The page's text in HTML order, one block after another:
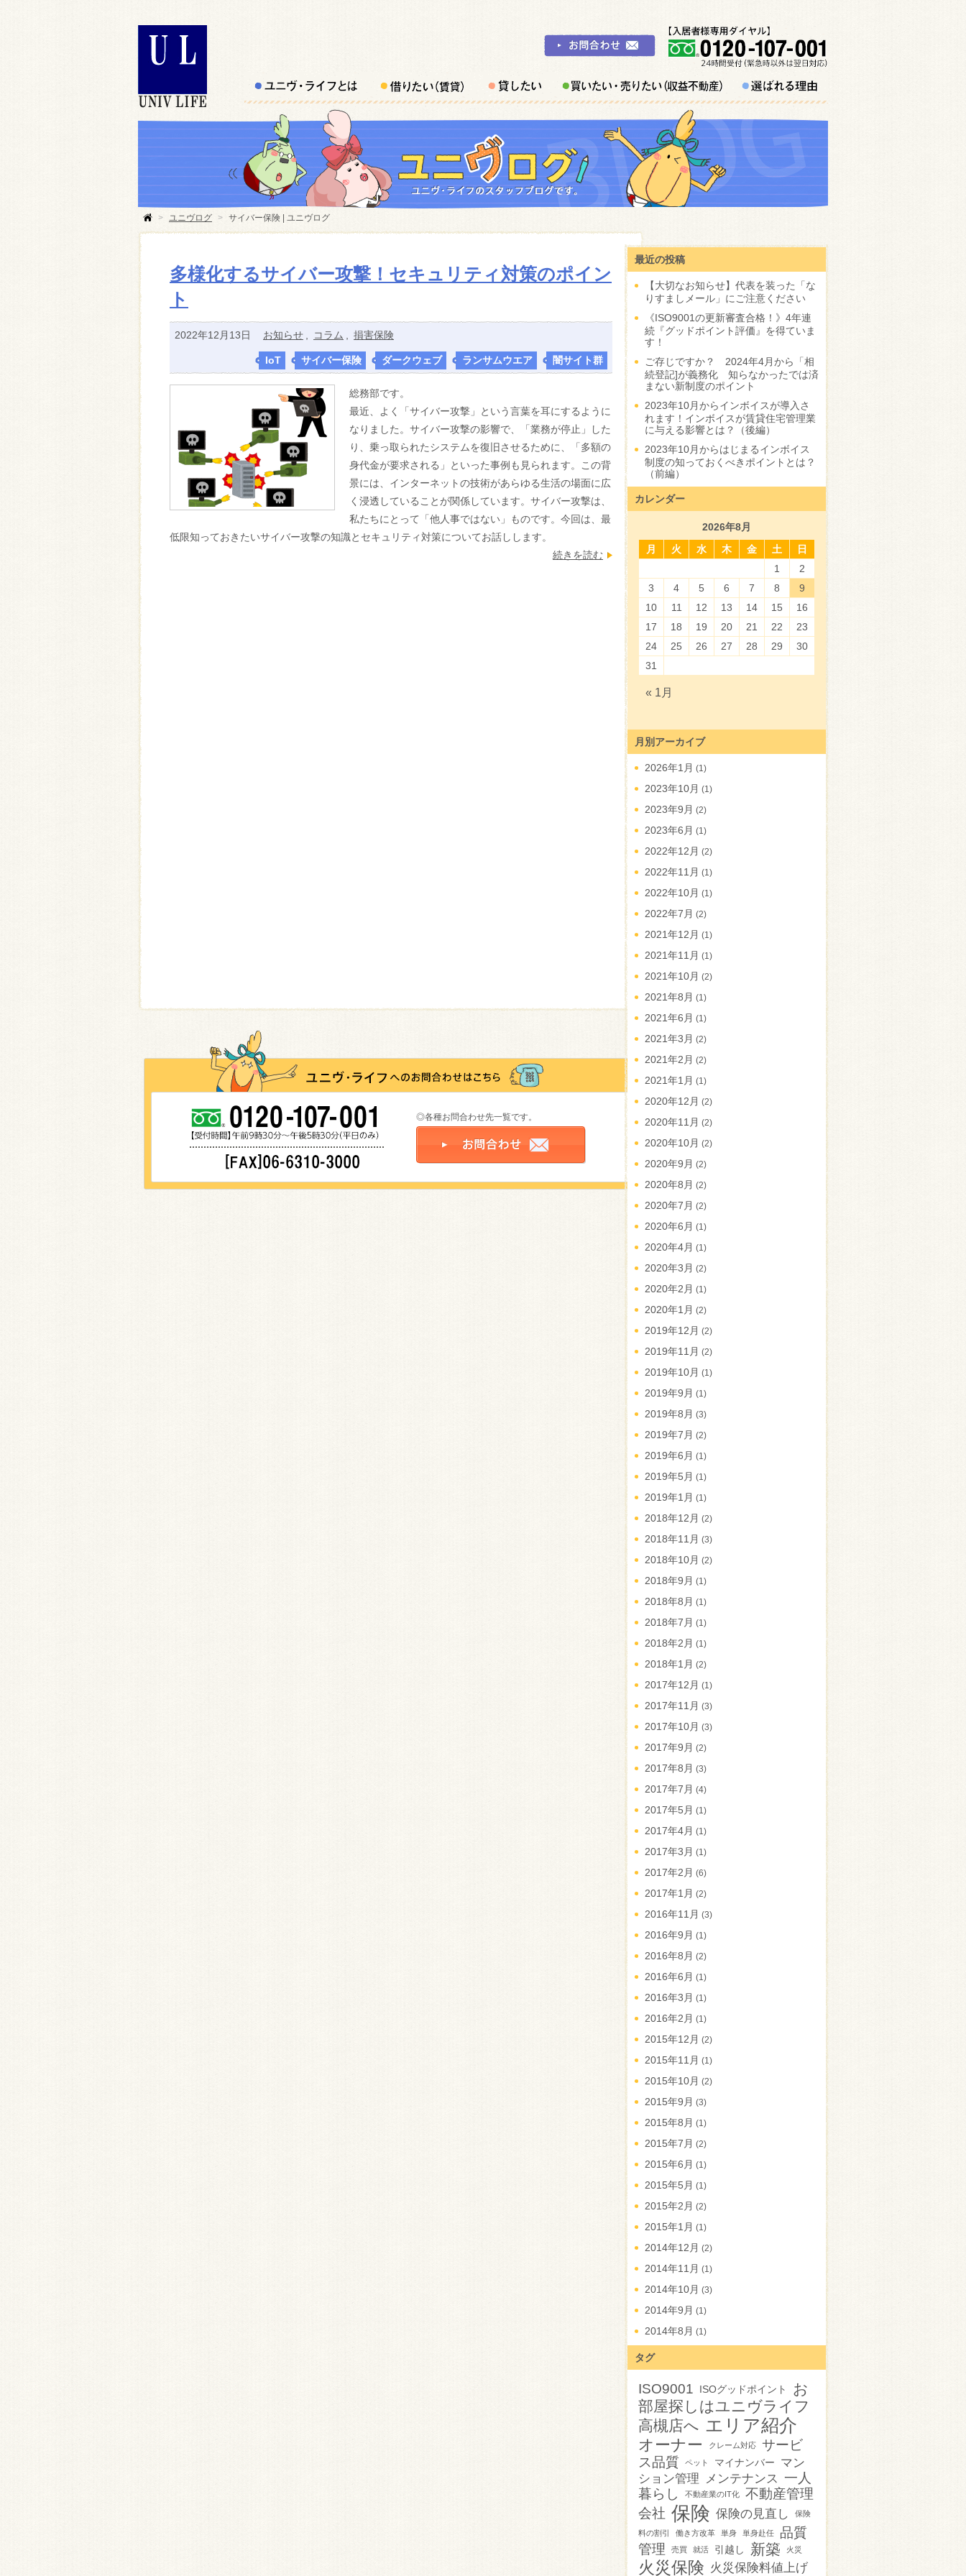
> ユニヴログ > サイバー保険 | ユニヴログ
多様化するサイバー攻撃！セキュリティ対策のポイン
ト
2022年12月13日 お知らせ コラム 損害保険
IoT サイバー保険 ダークウェブ ランサムウエア 闇サイト群
総務部です。
最近、よく「サイバー攻撃」という言葉を耳にするように
なりました。サイバー攻撃の影響で、「業務が停止」した
り、乗っ取られたシステムを復旧させるために、「多額の
身代金が要求される」といった事例も見られます。この背
景には、インターネットの技術があらゆる生活の場面に広
く浸透していることが関係しています。サイバー攻撃は、
私たちにとって「他人事ではない」ものです。今回は、最
低限知っておきたいサイバー攻撃の知識とセキュリティ対策についてお話しします。
続きを読む
◎各種お問合わせ先一覧です。
最近の投稿
【大切なお知らせ】代表を装った「な
りすましメール」にご注意ください
《ISO9001の更新審査合格！》4年連
続『グッドポイント評価』を得ていま
す！
ご存じですか？ 2024年4月から「相
続登記]が義務化 知らなかったでは済
まない新制度のポイント
2023年10月からインボイスが導入さ
れます！インボイスが賃貸住宅管理業
に与える影響とは？（後編）
2023年10月からはじまるインボイス
制度の知っておくべきポイントとは？
（前編）
カレンダー
2026年8月
月
火 水 木 金 土
日
1
2
3
4 5 6 7 8
9
10
11 12 13 14 15
16
17
18 19 20 21 22
23
24
25 26 27 28 29
30
31
« 1月
月別アーカイブ
2026年1月 (1)
2023年10月 (1)
2023年9月 (2)
2023年6月 (1)
2022年12月 (2)
2022年11月 (1)
2022年10月 (1)
2022年7月 (2)
2021年12月 (1)
2021年11月 (1)
2021年10月 (2)
2021年8月 (1)
2021年6月 (1)
2021年3月 (2)
2021年2月 (2)
2021年1月 (1)
2020年12月 (2)
2020年11月 (2)
2020年10月 (2)
2020年9月 (2)
2020年8月 (2)
2020年7月 (2)
2020年6月 (1)
2020年4月 (1)
2020年3月 (2)
2020年2月 (1)
2020年1月 (2)
2019年12月 (2)
2019年11月 (2)
2019年10月 (1)
2019年9月 (1)
2019年8月 (3)
2019年7月 (2)
2019年6月 (1)
2019年5月 (1)
2019年1月 (1)
2018年12月 (2)
2018年11月 (3)
2018年10月 (2)
2018年9月 (1)
2018年8月 (1)
2018年7月 (1)
2018年2月 (1)
2018年1月 (2)
2017年12月 (1)
2017年11月 (3)
2017年10月 (3)
2017年9月 (2)
2017年8月 (3)
2017年7月 (4)
2017年5月 (1)
2017年4月 (1)
2017年3月 (1)
2017年2月 (6)
2017年1月 (2)
2016年11月 (3)
2016年9月 (1)
2016年8月 (2)
2016年6月 (1)
2016年3月 (1)
2016年2月 (1)
2015年12月 (2)
2015年11月 (1)
2015年10月 (2)
2015年9月 (3)
2015年8月 (1)
2015年7月 (2)
2015年6月 (1)
2015年5月 (1)
2015年2月 (2)
2015年1月 (1)
2014年12月 (2)
2014年11月 (1)
2014年10月 (3)
2014年9月 (1)
2014年8月 (1)
タグ
ISO9001 ISOグッドポイント
お
部屋探しはユニヴライフ
高槻店へ エリア紹介
オーナー クレーム対応
サービ
ス品質
ペット マイナンバー
マン
ション管理
メンテナンス
一人
暮らし
不動産業のIT化
不動産管理
会社 保険 保険の見直し 保険
料の割引 働き方改革 単身 単身赴任
品質
管理
売買 就活 引越し 新築 火災
火災保険 火災保険料値上げ